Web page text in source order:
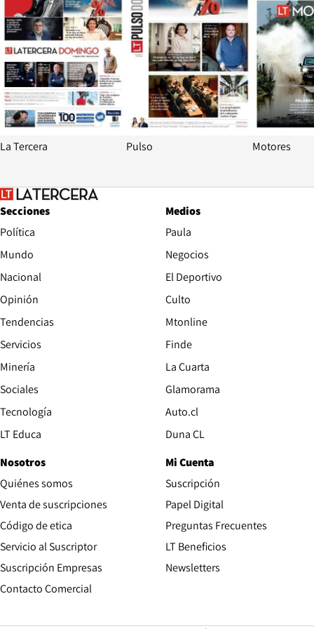
La Tercera Pulso Motores
Secciones
Política
Mundo
Nacional
Opinión
Tendencias
Servicios
Minería
Sociales
Tecnología
LT Educa
Medios
Paula
Negocios
El Deportivo
Culto
Mtonline
Finde
La Cuarta
Glamorama
Auto.cl
Duna CL
Nosotros
Quiénes somos
Venta de suscripciones
Código de etica Opens in new window
Servicio al Suscriptor
Suscripción Empresas
Contacto Comercial
Mi Cuenta
Suscripción
Papel Digital
Preguntas Frecuentes
LT Beneficios
Newsletters